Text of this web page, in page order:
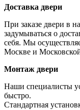
Доставка двери
При заказе двери в
задумываться о
себя. Мы
Москве и
Монтаж двери
Наши специалисты
быстро.
Стандартная